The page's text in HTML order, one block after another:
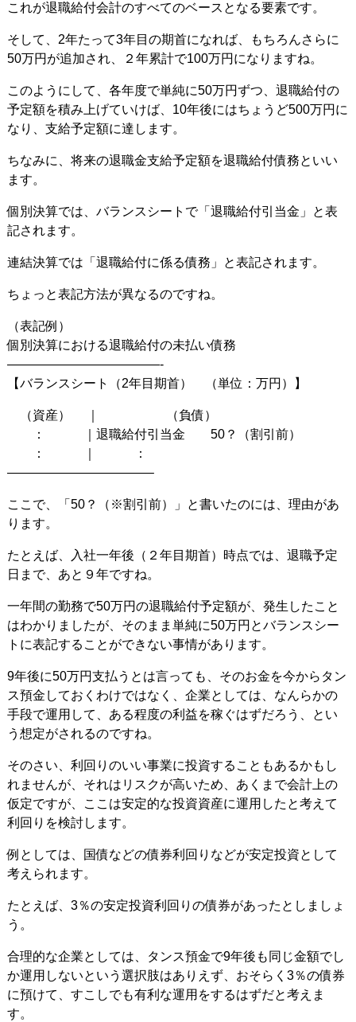
これが退職給付会計のすべてのベースとなる要素です。
そして、2年たって3年目の期首になれば、もちろんさらに
50万円が追加され、２年累計で100万円になりますね。
このようにして、各年度で単純に50万円ずつ、退職給付の
予定額を積み上げていけば、10年後にはちょうど500万円に
なり、支給予定額に達します。
ちなみに、将来の退職金支給予定額を退職給付債務といい
ます。
個別決算では、バランスシートで「退職給付引当金」と表
記されます。
連結決算では「退職給付に係る債務」と表記されます。
ちょっと表記方法が異なるのですね。
（表記例）
個別決算における退職給付の未払い債務
————————————-
【バランスシート（2年目期首） （単位：万円）】
（資産） ｜ （負債）
： ｜退職給付引当金 50？（割引前）
： ｜ ：
———————————–
ここで、「50？（※割引前）」と書いたのには、理由があ
ります。
たとえば、入社一年後（２年目期首）時点では、退職予定
日まで、あと９年ですね。
一年間の勤務で50万円の退職給付予定額が、発生したこと
はわかりましたが、そのまま単純に50万円とバランスシー
トに表記することができない事情があります。
9年後に50万円支払うとは言っても、そのお金を今からタン
ス預金しておくわけではなく、企業としては、なんらかの
手段で運用して、ある程度の利益を稼ぐはずだろう、とい
う想定がされるのですね。
そのさい、利回りのいい事業に投資することもあるかもし
れませんが、それはリスクが高いため、あくまで会計上の
仮定ですが、ここは安定的な投資資産に運用したと考えて
利回りを検討します。
例としては、国債などの債券利回りなどが安定投資として
考えられます。
たとえば、3％の安定投資利回りの債券があったとしましょ
う。
合理的な企業としては、タンス預金で9年後も同じ金額でし
か運用しないという選択肢はありえず、おそらく3％の債券
に預けて、すこしでも有利な運用をするはずだと考えま
す。